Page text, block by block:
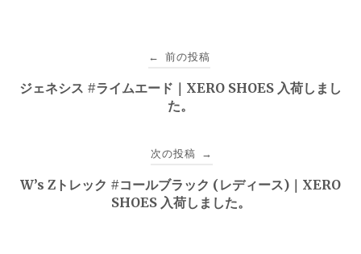
稿
ゲ
← 前の投稿
ジェネシス #ライムエード｜XERO SHOES 入荷しまし
た。
次の投稿 →
W’s Zトレック #コールブラック (レディース)｜XERO
SHOES 入荷しました。